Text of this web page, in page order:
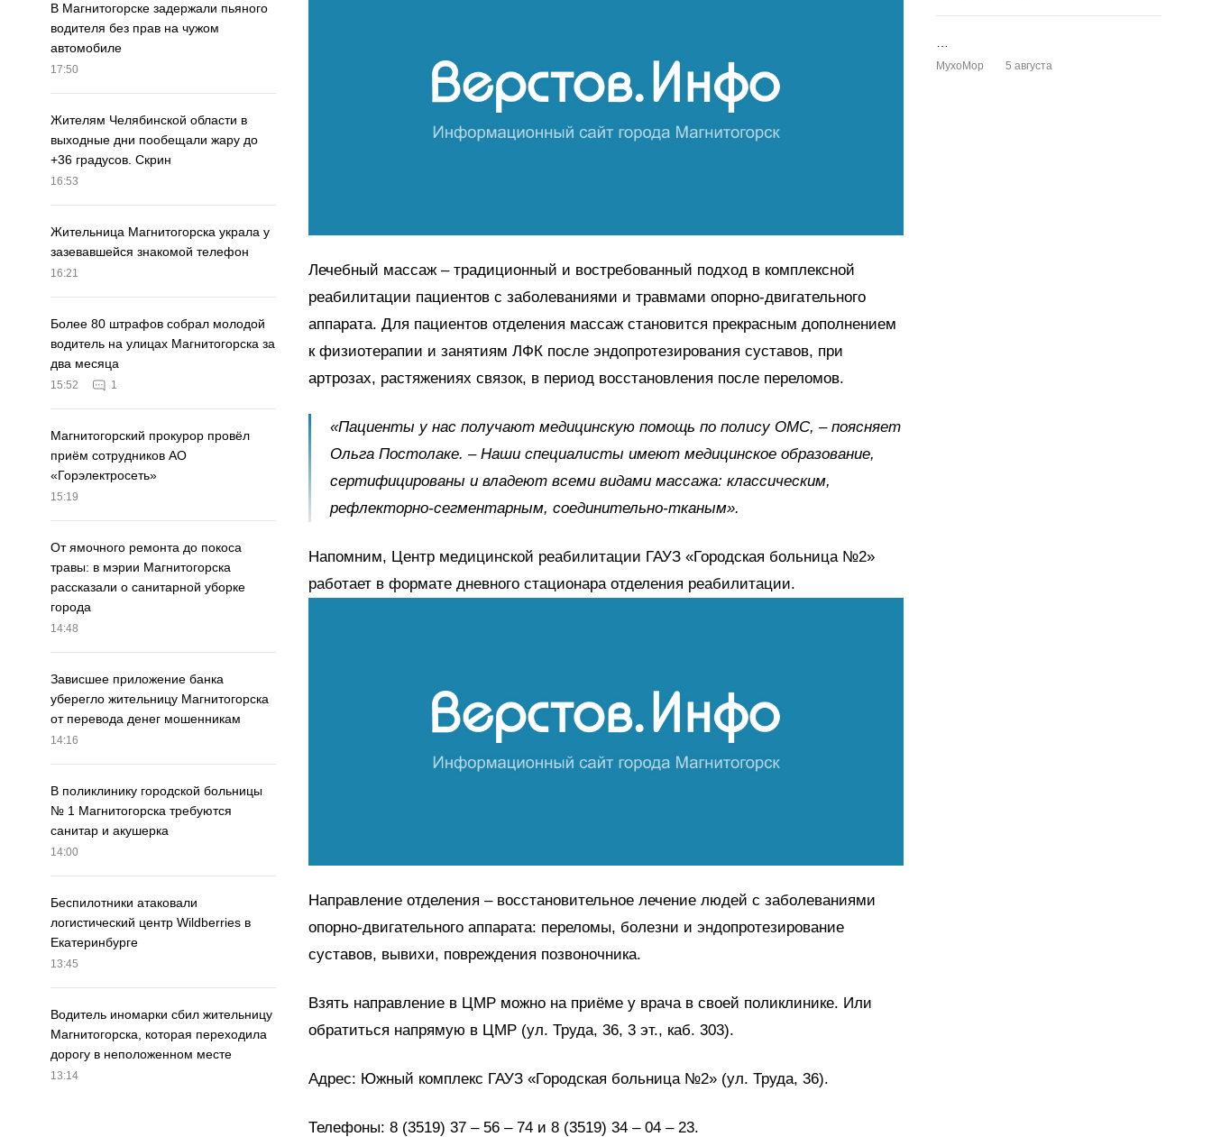
В Магнитогорске задержали пьяного
водителя без прав на чужом
автомобиле
17:50
Жителям Челябинской области в
выходные дни пообещали жару до
+36 градусов. Скрин
16:53
Жительница Магнитогорска украла у
зазевавшейся знакомой телефон
16:21
Более 80 штрафов собрал молодой
водитель на улицах Магнитогорска за
два месяца
15:52 1
Магнитогорский прокурор провёл
приём сотрудников АО
«Горэлектросеть»
15:19
От ямочного ремонта до покоса
травы: в мэрии Магнитогорска
рассказали о санитарной уборке
города
14:48
Зависшее приложение банка
уберегло жительницу Магнитогорска
от перевода денег мошенникам
14:16
В поликлинику городской больницы
№ 1 Магнитогорска требуются
санитар и акушерка
14:00
Беспилотники атаковали
логистический центр Wildberries в
Екатеринбурге
13:45
Водитель иномарки сбил жительницу
Магнитогорска, которая переходила
дорогу в неположенном месте
13:14
Лечебный массаж – традиционный и востребованный подход в комплексной
реабилитации пациентов с заболеваниями и травмами опорно-двигательного
аппарата. Для пациентов отделения массаж становится прекрасным дополнением
к физиотерапии и занятиям ЛФК после эндопротезирования суставов, при
артрозах, растяжениях связок, в период восстановления после переломов.
«Пациенты у нас получают медицинскую помощь по полису ОМС, – поясняет
Ольга Постолаке. – Наши специалисты имеют медицинское образование,
сертифицированы и владеют всеми видами массажа: классическим,
рефлекторно-сегментарным, соединительно-тканым».
Напомним, Центр медицинской реабилитации ГАУЗ «Городская больница №2»
работает в формате дневного стационара отделения реабилитации.
Направление отделения – восстановительное лечение людей с заболеваниями
опорно-двигательного аппарата: переломы, болезни и эндопротезирование
суставов, вывихи, повреждения позвоночника.
Взять направление в ЦМР можно на приёме у врача в своей поликлинике. Или
обратиться напрямую в ЦМР (ул. Труда, 36, 3 эт., каб. 303).
Адрес: Южный комплекс ГАУЗ «Городская больница №2» (ул. Труда, 36).
Телефоны: 8 (3519) 37 – 56 – 74 и 8 (3519) 34 – 04 – 23.
MyxoMop 5 августа